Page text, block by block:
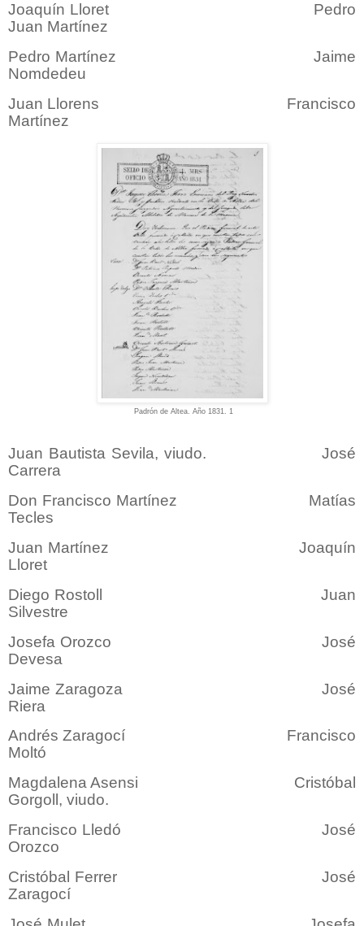
Joaquín Lloret Pedro
Juan Martínez
Pedro Martínez Jaime
Nomdedeu
Juan Llorens Francisco
Martínez
Padrón de Altea. Año 1831. 1
Juan Bautista Sevila, viudo. José
Carrera
Don Francisco Martínez Matías
Tecles
Juan Martínez Joaquín
Lloret
Diego Rostoll Juan
Silvestre
Josefa Orozco José
Devesa
Jaime Zaragoza José
Riera
Andrés Zaragocí Francisco
Moltó
Magdalena Asensi Cristóbal
Gorgoll, viudo.
Francisco Lledó José
Orozco
Cristóbal Ferrer José
Zaragocí